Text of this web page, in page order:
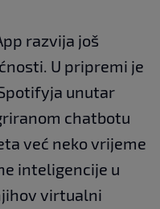
razvija još
U pripremi je
unutar
chatbotu
već neko vrijeme
inteligencije u
virtualni